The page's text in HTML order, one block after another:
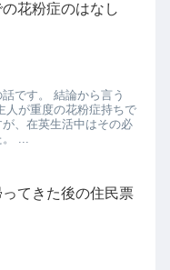
花粉症のはなし
です。 結論から言う
人が重度の花粉症持ちで
、在英生活中はその必
。 ...
てきた後の住民票